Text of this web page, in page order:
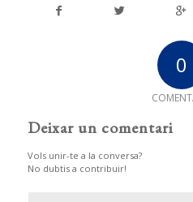
0
Deixar un comentari
Vols unir-te a la conversa?
No dubtis a contribuir!